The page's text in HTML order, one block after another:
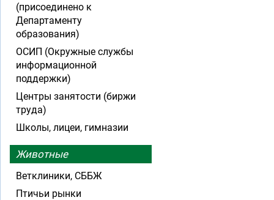
(присоединено к
Департаменту
образования)
ОСИП (Окружные службы
информационной
поддержки)
Центры занятости (биржи
труда)
Школы, лицеи, гимназии
Животные
Ветклиники, СББЖ
Птичьи рынки